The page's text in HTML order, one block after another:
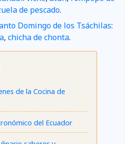
de pescado.
Domingo de los Tsáchilas:
, chicha de chonta.
de la Cocina de
del Ecuador